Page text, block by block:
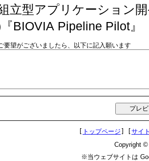
立型アプリケーション
BIOVIA Pipeline Pilot』
要望がございましたら、以下に記入願います
トップページ
サイ
Copyright
※当ウェブサイトは